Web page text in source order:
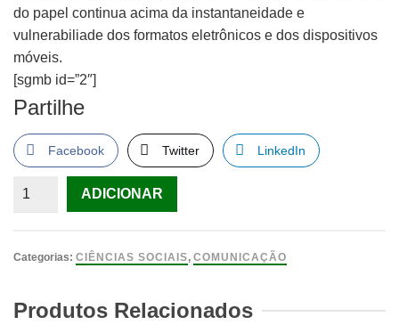
do papel continua acima da instantaneidade e
vulnerabiliade dos formatos eletrônicos e dos dispositivos
móveis.
[sgmb id=”2″]
Partilhe
Facebook Twitter LinkedIn
Quantidade
sentidos
Simone
ADICIONAR
Categorias: CIÊNCIAS SOCIAIS, COMUNICAÇÃO
Produtos Relacionados